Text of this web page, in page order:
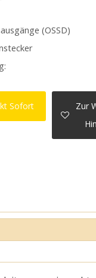
(OSSD)
Sofort
Zur